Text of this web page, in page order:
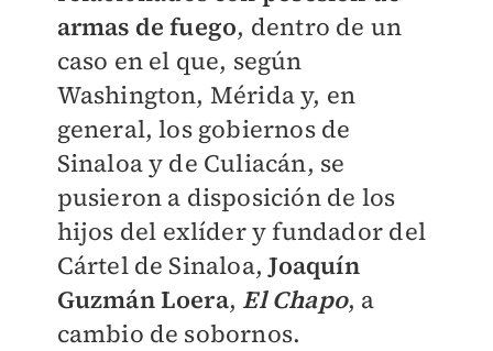
armas de fuego, dentro de un
caso en el que, según
Washington, Mérida y, en
general, los gobiernos de
Sinaloa y de Culiacán, se
pusieron a disposición de los
hijos del exlíder y fundador del
Cártel de Sinaloa, Joaquín
Guzmán Loera, El Chapo, a
cambio de sobornos.